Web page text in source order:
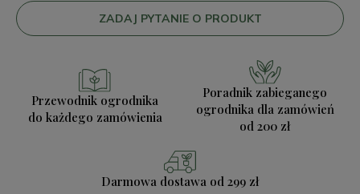
ZADAJ PYTANIE O PRODUKT
Przewodnik ogrodnika
do każdego zamówienia
Poradnik zabieganego
ogrodnika dla zamówień
od 200 zł
Darmowa dostawa od 299 zł